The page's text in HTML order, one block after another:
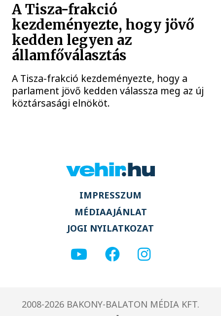
A Tisza-frakció
kezdeményezte, hogy jövő
kedden legyen az
államfőválasztás
A Tisza-frakció kezdeményezte, hogy a
parlament jövő kedden válassza meg az új
köztársasági elnököt.
IMPRESSZUM
MÉDIAAJÁNLAT
JOGI NYILATKOZAT
2008-2026 BAKONY-BALATON MÉDIA KFT.